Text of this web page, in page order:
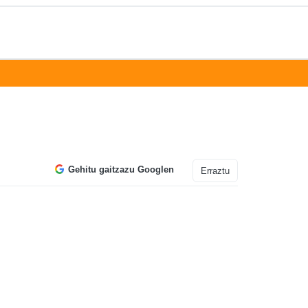
Gehitu gaitzazu Googlen Erraztu